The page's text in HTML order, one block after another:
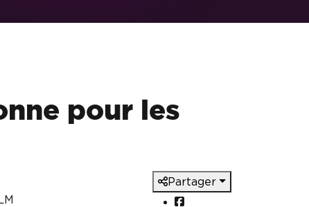
pour les
Partager